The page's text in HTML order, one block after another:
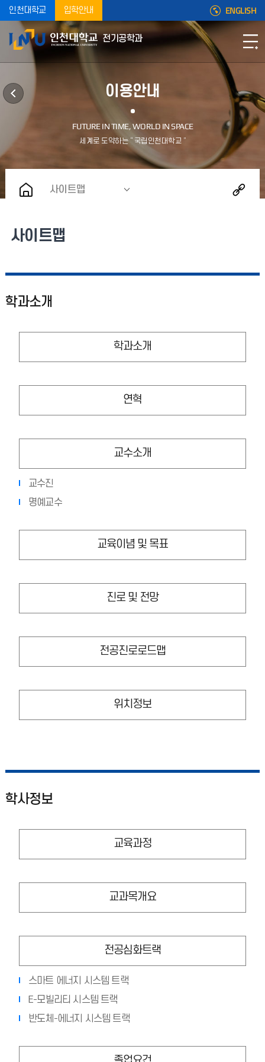
인천대학교 입학안내 ENGLISH
전기공학과
이용안내
사이트맵
사이트맵
학과소개
학과소개
연혁
교수소개
교수진
명예교수
교육이념 및 목표
진로 및 전망
전공진로로드맵
위치정보
학사정보
교육과정
교과목개요
전공심화트랙
스마트 에너지 시스템 트랙
E-모빌리티 시스템 트랙
반도체-에너지 시스템 트랙